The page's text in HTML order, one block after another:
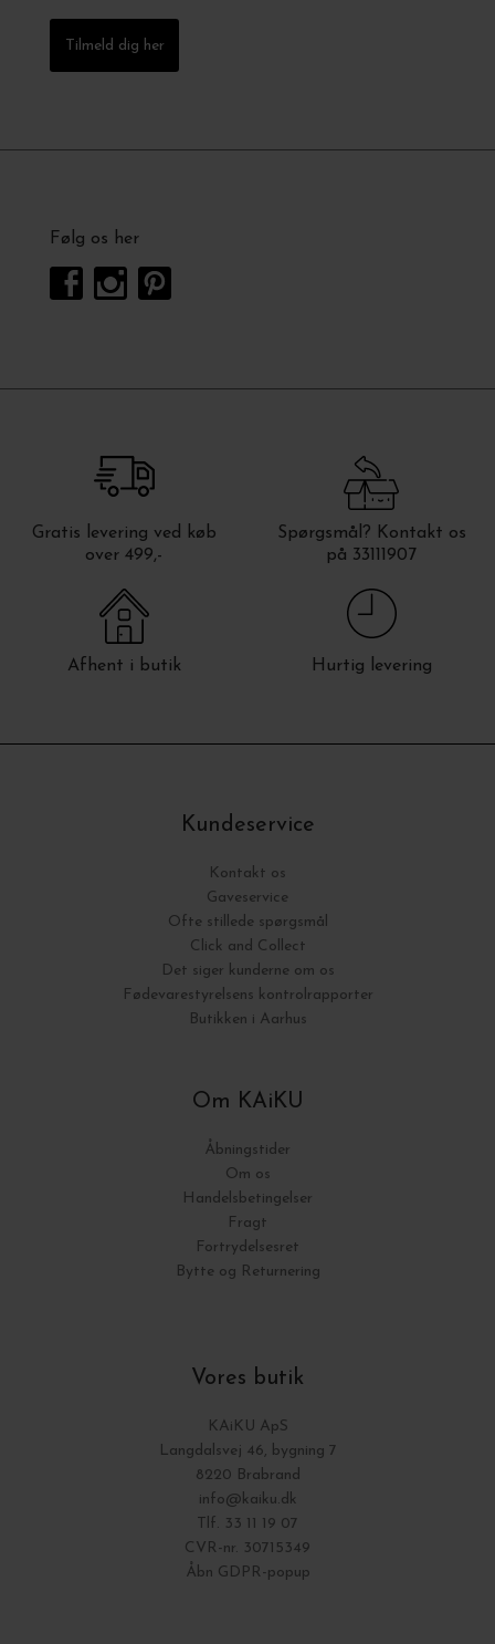
Tilmeld dig her
Følg os her
Gratis levering ved køb
over 499,-
Spørgsmål? Kontakt os
på 33111907
Afhent i butik Hurtig levering
Kundeservice
Kontakt os
Gaveservice
Ofte stillede spørgsmål
Click and Collect
Det siger kunderne om os
Fødevarestyrelsens kontrolrapporter
Butikken i Aarhus
Om KAiKU
Åbningstider
Om os
Handelsbetingelser
Fragt
Fortrydelsesret
Bytte og Returnering
Vores butik
KAiKU ApS
Langdalsvej 46, bygning 7
8220 Brabrand
info@kaiku.dk
Tlf. 33 11 19 07
CVR-nr. 30715349
Åbn GDPR-popup